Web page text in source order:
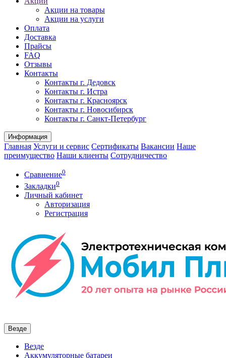
Акции на товары
Акции на услуги
Оплата
Доставка
Прайсы
FAQ
Отзывы
Контакты
Контакты г. Дедовск
Контакты г. Истра
Контакты г. Красноярск
Контакты г. Новосибирск
Контакты г. Санкт-Петербург
Информация
Главная Услуги и сервис Сертификаты Вакансии Наше
преимущество Наши клиенты Сотрудничество
Сравнение0
Закладки0
Личный кабинет
Авторизация
Регистрация
Везде
Везде
Аккумуляторные батареи